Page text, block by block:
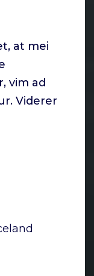
at mei
vim ad
Viderer